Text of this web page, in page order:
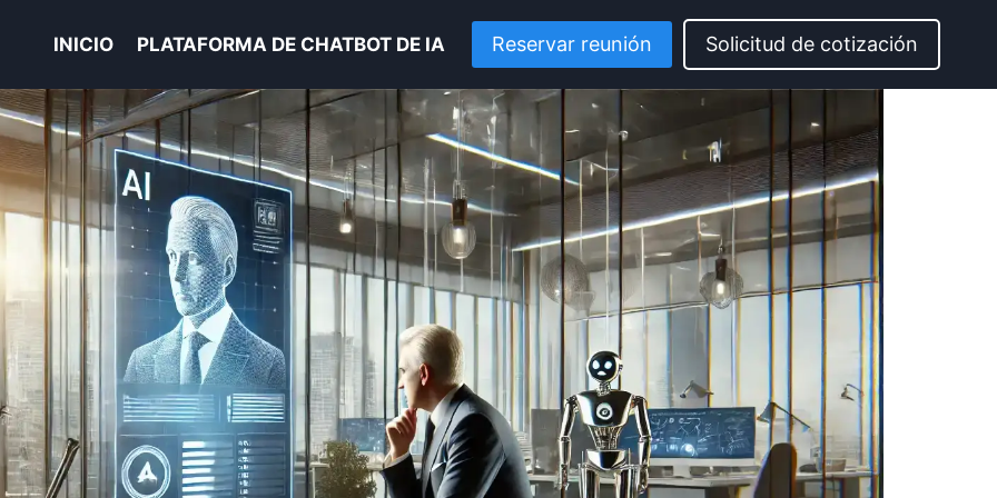
INICIO PLATAFORMA DE CHATBOT DE IA Reservar reunión Solicitud de cotización